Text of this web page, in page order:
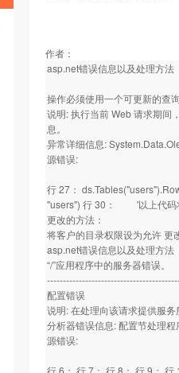
作者：
asp.net错误信息以及处理方法
操作必须使用一个可更新的查
说明: 执行当前 Web 请求期间
息。
异常详细信息:
源错误:
行 27：
"users") 行 30： '以上代码
更改的方法：
将客户的目录权限设为允许 更
asp.net错误信息以及处理方法
“/”应用程序中的服务器错误。
配置错误
说明: 在处理向该请求提供服
分析器错误信息: 配置节处理
源错误:
行 6： 行 7： 行 8： 行 9： 行